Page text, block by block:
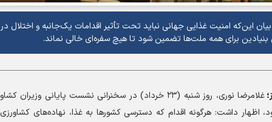
این‌که امنیت غذایی جهانی نباید تحت تأثیر اقدامات یک‌جانبه و اختلال
برای همه ملت‌ها تضمین شود تا هیچ سفره‌ای خالی نماند.
اظهار داشت: هرگونه اقدام که دسترسی کشور‌ها به غذا، نهاده‌های